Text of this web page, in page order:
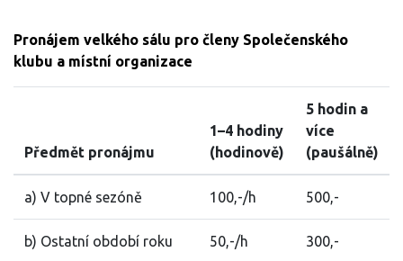
Pronájem velkého sálu pro členy Společenského
klubu a místní organizace
Předmět pronájmu
1–4 hodiny
(hodinově)
5 hodin a
více
(paušálně)
a) V topné sezóně 100,-/h 500,-
b) Ostatní období roku 50,-/h 300,-